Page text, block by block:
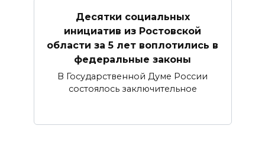
Десятки социальных
инициатив из Ростовской
области за 5 лет воплотились в
федеральные законы
В Государственной Думе России
состоялось заключительное